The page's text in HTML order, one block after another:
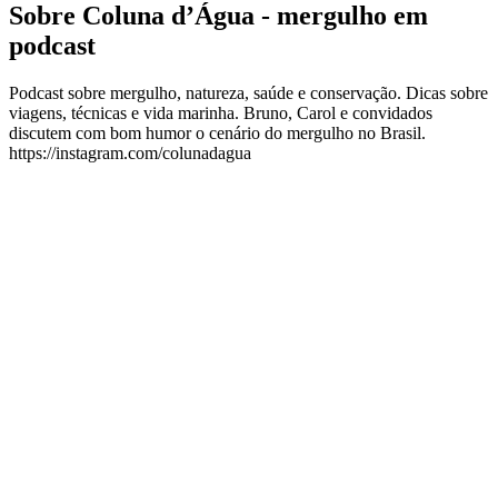
Sobre Coluna d’Água - mergulho em
podcast
Podcast sobre mergulho, natureza, saúde e conservação. Dicas sobre
viagens, técnicas e vida marinha. Bruno, Carol e convidados
discutem com bom humor o cenário do mergulho no Brasil.
https://instagram.com/colunadagua